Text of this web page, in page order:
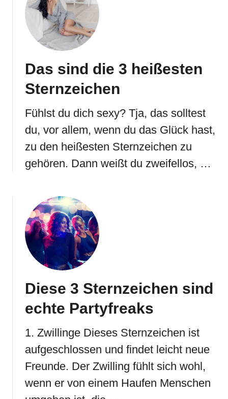
Das sind die 3 heißesten
Sternzeichen
Fühlst du dich sexy? Tja, das solltest
du, vor allem, wenn du das Glück hast,
zu den heißesten Sternzeichen zu
gehören. Dann weißt du zweifellos, …
Diese 3 Sternzeichen sind
echte Partyfreaks
1. Zwillinge Dieses Sternzeichen ist
aufgeschlossen und findet leicht neue
Freunde. Der Zwilling fühlt sich wohl,
wenn er von einem Haufen Menschen